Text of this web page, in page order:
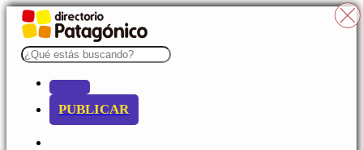
PUBLICAR